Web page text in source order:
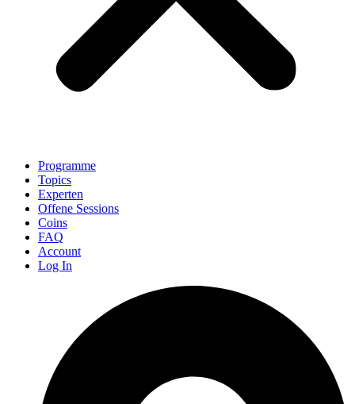
Programme
Topics
Experten
Offene Sessions
Coins
FAQ
Account
Log In